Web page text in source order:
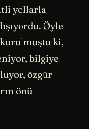
yollarla
Öyle
kurulmuştu ki,
bilgiye
özgür
önü